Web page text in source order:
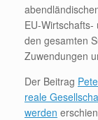
EU-
den gesamten
Zuwendungen
Der Beitrag
reale
werden